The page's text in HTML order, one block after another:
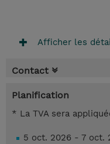
Afficher les
Contact
Planification
* La TVA sera
5 oct. 2026 - 7 oct.